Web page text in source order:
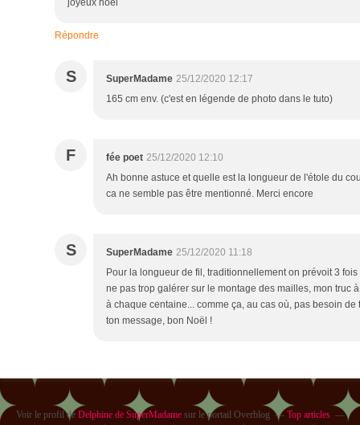
joyeux noel
Répondre
S SuperMadame 25/12/2020 12:17
165 cm env. (c'est en légende de photo dans le tuto)
F fée poet 25/12/2020 12:10
Ah bonne astuce et quelle est la longueur de l'étole du
ca ne semble pas être mentionné. Merci encore
S SuperMadame 25/12/2020 11:18
Pour la longueur de fil, traditionnellement on prévoit 3
ne pas trop galérer sur le montage des mailles, mon truc
à chaque centaine... comme ça, au cas où, pas besoin de
ton message, bon Noël !
Voir le profil de Delphine de SuperMadamesur le portail Overblog Top articles